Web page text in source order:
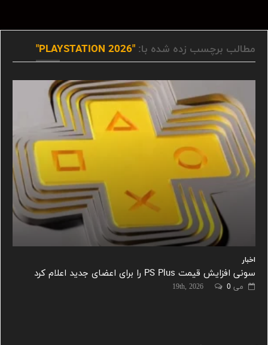
مطالب برچسب زده شده با: "PLAYSTATION 2026"
اخبار
سونی افزایش قیمت PS Plus را برای اعضای جدید اعلام کرد
می 19th, 2026 0